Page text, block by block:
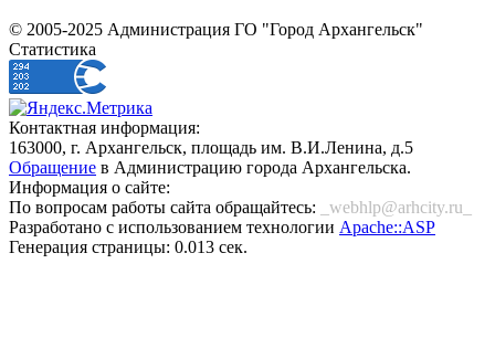
© 2005-2025 Администрация ГО "Город Архангельск"
Статистика
Контактная информация:
163000, г. Архангельск, площадь им. В.И.Ленина, д.5
Обращение в Администрацию города Архангельска.
Информация о сайте:
По вопросам работы сайта обращайтесь:
_webhlp@arhcity.ru_
Разработано с использованием технологии Apache::ASP
Генерация страницы: 0.013 сек.